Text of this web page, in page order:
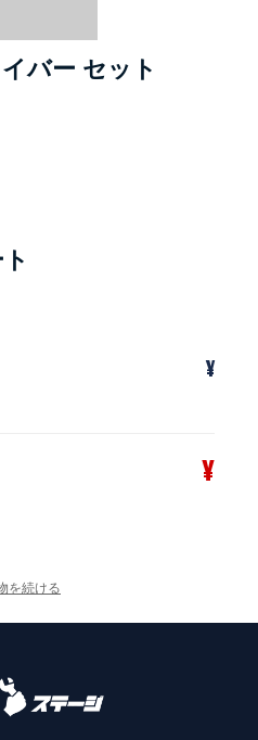
バー セット
¥
¥
を続ける